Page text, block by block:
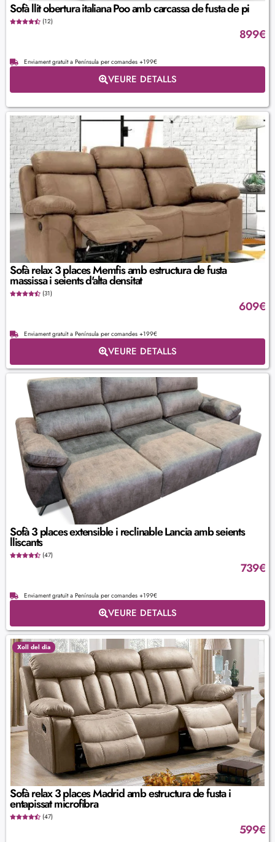
Sofà llit obertura italiana Poo amb carcassa de fusta de pi
(12)
899€
Enviament gratuït a Península per comandes +199€
VEURE DETALLS
Sofà relax 3 places Memfis amb estructura de fusta
massissa i seients d'alta densitat
(31)
609€
Enviament gratuït a Península per comandes +199€
VEURE DETALLS
Sofà 3 places extensible i reclinable Lancia amb seients
lliscants
(47)
739€
Enviament gratuït a Península per comandes +199€
VEURE DETALLS
Xoll del dia
Sofà relax 3 places Madrid amb estructura de fusta i
entapissat microfibra
(47)
599€